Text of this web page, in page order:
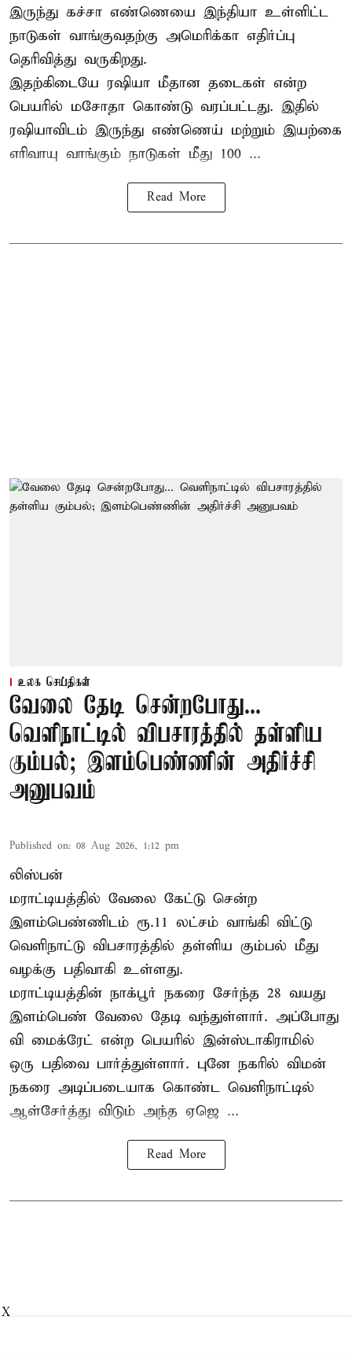
இருந்து கச்சா எண்ணெயை இந்தியா உள்ளிட்ட
நாடுகள் வாங்குவதற்கு அமெரிக்கா எதிர்ப்பு
தெரிவித்து வருகிறது.
இதற்கிடையே ரஷியா மீதான தடைகள் என்ற
பெயரில் மசோதா கொண்டு வரப்பட்டது. இதில்
ரஷியாவிடம் இருந்து எண்ணெய் மற்றும் இயற்கை
எரிவாயு வாங்கும் நாடுகள் மீது 100 ...
Read More
உலக செய்திகள்
வேலை தேடி சென்றபோது...
வெளிநாட்டில் விபசாரத்தில் தள்ளிய
கும்பல்; இளம்பெண்ணின் அதிர்ச்சி
அனுபவம்
Published on: 08 Aug 2026, 1:12 pm
லிஸ்பன்
மராட்டியத்தில் வேலை கேட்டு சென்ற
இளம்பெண்ணிடம் ரூ.11 லட்சம் வாங்கி விட்டு
வெளிநாட்டு விபசாரத்தில் தள்ளிய கும்பல் மீது
வழக்கு பதிவாகி உள்ளது.
மராட்டியத்தின் நாக்பூர் நகரை சேர்ந்த 28 வயது
இளம்பெண் வேலை தேடி வந்துள்ளார். அப்போது
வி மைக்ரேட் என்ற பெயரில் இன்ஸ்டாகிராமில்
ஒரு பதிவை பார்த்துள்ளார். புனே நகரில் விமன்
நகரை அடிப்படையாக கொண்ட வெளிநாட்டில்
ஆள்சேர்த்து விடும் அந்த ஏஜெ ...
Read More
X